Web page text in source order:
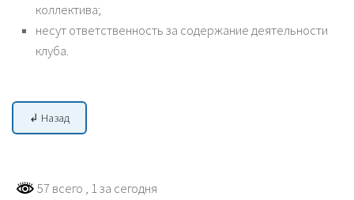
коллектива;
несут ответственность за содержание деятельности
клуба.
↲ Назад
57 всего , 1 за сегодня